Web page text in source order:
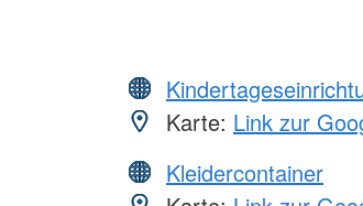
Karte: Link zur
Kleidercontainer